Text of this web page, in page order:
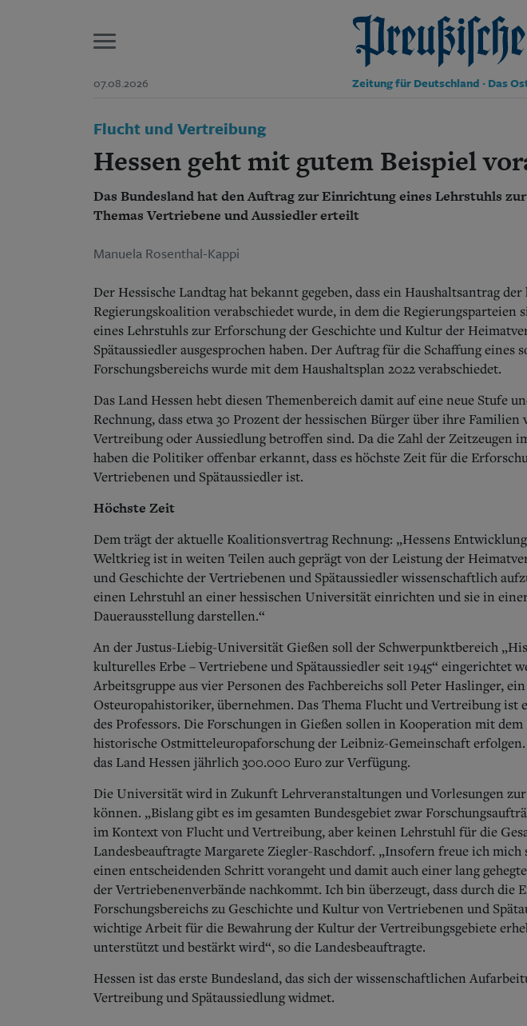
07.08.2026 Preußische Allgemeine Zeitung
Zeitung für Deutschland · Das
Start
Aktuelle Ausgabe
Abonnenten-Login
Abonnent werden
Abo Prämien
Mediadaten
Berlin-
Danzig
Suchen und finden
Flucht und Vertreibung
Hessen geht mit gutem Beispiel
Das Bundesland hat den Auftrag zur Einrichtung eines Lehrstuhls
Themas Vertriebene und Aussiedler erteilt
Manuela Rosenthal-Kappi
Der Hessische Landtag hat bekannt gegeben, dass ein Haushaltsantrag der
Regierungskoalition verabschiedet wurde, in dem die Regierungsparteien
eines Lehrstuhls zur Erforschung der Geschichte und Kultur der
Spätaussiedler ausgesprochen haben. Der Auftrag für die Schaffung eines
Forschungsbereichs wurde mit dem Haushaltsplan 2022 verabschiedet.
Das Land Hessen hebt diesen Themenbereich damit auf eine neue Stufe
Rechnung, dass etwa 30 Prozent der hessischen Bürger über ihre
Vertreibung oder Aussiedlung betroffen sind. Da die Zahl der Zeitzeugen
haben die Politiker offenbar erkannt, dass es höchste Zeit für die
Vertriebenen und Spätaussiedler ist.
Höchste Zeit
Dem trägt der aktuelle Koalitionsvertrag Rechnung: „Hessens
Weltkrieg ist in weiten Teilen auch geprägt von der Leistung der
und Geschichte der Vertriebenen und Spätaussiedler wissenschaftlich
einen Lehrstuhl an einer hessischen Universität einrichten und sie in
Dauerausstellung darstellen.“
An der Justus-Liebig-Universität Gießen soll der Schwerpunktbereich
kulturelles Erbe – Vertriebene und Spätaussiedler seit 1945“ eingerichtet
Arbeitsgruppe aus vier Personen des Fachbereichs soll Peter Haslinger,
Osteuropahistoriker, übernehmen. Das Thema Flucht und Vertreibung ist
des Professors. Die Forschungen in Gießen sollen in Kooperation mit
historische Ostmitteleuropaforschung der Leibniz-Gemeinschaft
das Land Hessen jährlich 300.000 Euro zur Verfügung.
Die Universität wird in Zukunft Lehrveranstaltungen und Vorlesungen
können. „Bislang gibt es im gesamten Bundesgebiet zwar
im Kontext von Flucht und Vertreibung, aber keinen Lehrstuhl für die
Landesbeauftragte Margarete Ziegler-Raschdorf. „Insofern freue ich mich
einen entscheidenden Schritt vorangeht und damit auch einer lang
der Vertriebenenverbände nachkommt. Ich bin überzeugt, dass durch die
Forschungsbereichs zu Geschichte und Kultur von Vertriebenen und
wichtige Arbeit für die Bewahrung der Kultur der Vertreibungsgebiete
unterstützt und bestärkt wird“, so die Landesbeauftragte.
Hessen ist das erste Bundesland, das sich der wissenschaftlichen
Vertreibung und Spätaussiedlung widmet.